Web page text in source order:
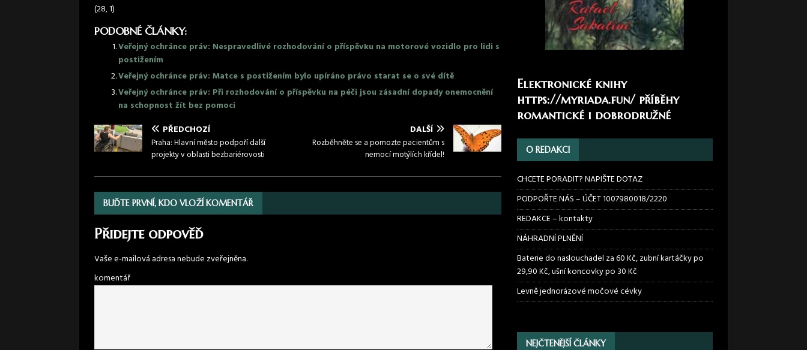
(28, 1)
PODOBNÉ ČLÁNKY:
Veřejný ochránce práv: Nespravedlivé rozhodování o příspěvku na motorové vozidlo pro lidi s
postižením
Veřejný ochránce práv: Matce s postižením bylo upíráno právo starat se o své dítě
Veřejný ochránce práv: Při rozhodování o příspěvku na péči jsou zásadní dopady onemocnění
na schopnost žít bez pomoci
PŘEDCHOZÍ
Praha: Hlavní město podpoří další
projekty v oblasti bezbariérovosti
DALŠÍ
Rozběhněte se a pomozte pacientům s
nemocí motýlích křídel!
BUĎTE PRVNÍ, KDO VLOŽÍ KOMENTÁŘ
Přidejte odpověď
Vaše e-mailová adresa nebude zveřejněna.
komentář
Elektronické knihy
https://myriada.fun/příběhy
romantické i dobrodružné
O REDAKCI
CHCETE PORADIT? NAPIŠTE DOTAZ
PODPOŘTE NÁS – ÚČET 1007980018/2220
REDAKCE – kontakty
NÁHRADNÍ PLNĚNÍ
Baterie do naslouchadel za 60 Kč, zubní kartáčky po
29,90 Kč, ušní koncovky po 30 Kč
Levně jednorázové močové cévky
NEJČTENĚJŠÍ ČLÁNKY